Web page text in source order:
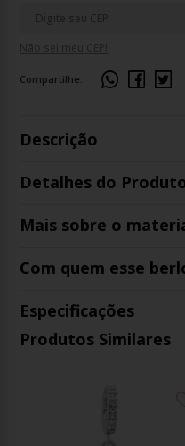
Compartilhe:
Descrição
Detalhes do
Mais sobre o
Com quem esse
Especificações
Produtos Similares